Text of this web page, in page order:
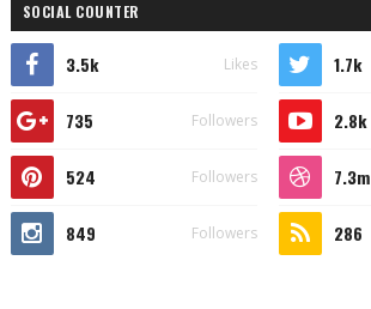
SOCIAL COUNTER
3.5k Likes 1.7k
735 Followers 2.8k
524 Followers 7.3m
849 Followers 286